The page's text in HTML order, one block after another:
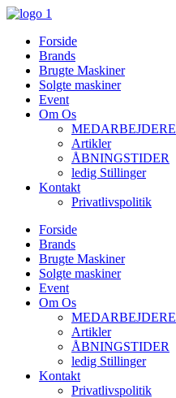
Videre
indholdForside
Brands
Brugte Maskiner
Solgte maskiner
Event
Om Os
MEDARBEJDERE
Artikler
ÅBNINGSTIDER
ledig Stillinger
Kontakt
Privatlivspolitik
Forside
Brands
Brugte Maskiner
Solgte maskiner
Event
Om Os
MEDARBEJDERE
Artikler
ÅBNINGSTIDER
ledig Stillinger
Kontakt
Privatlivspolitik